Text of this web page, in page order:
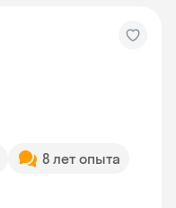
8 лет опыта